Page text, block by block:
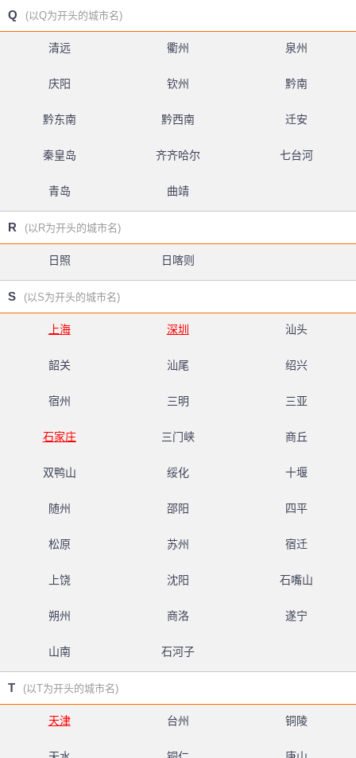
Q (以Q为开头的城市名)
清远 衢州 泉州
庆阳 钦州 黔南
黔东南 黔西南 迁安
秦皇岛 齐齐哈尔 七台河
青岛 曲靖
R (以R为开头的城市名)
日照 日喀则
S (以S为开头的城市名)
上海 深圳 汕头
韶关 汕尾 绍兴
宿州 三明 三亚
石家庄 三门峡 商丘
双鸭山 绥化 十堰
随州 邵阳 四平
松原 苏州 宿迁
上饶 沈阳 石嘴山
朔州 商洛 遂宁
山南 石河子
T (以T为开头的城市名)
天津 台州 铜陵